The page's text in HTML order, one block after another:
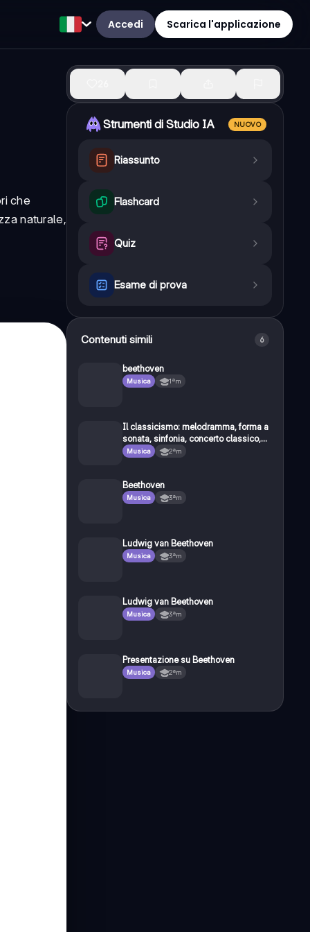
Accedi Scarica l'applicazione
che
naturale,
Strumenti di Studio IA NUOVO
Riassunto
Flashcard
Quiz
Esame di prova
Contenuti simili 6
beethoven
Musica 1ªm
Il classicismo: melodramma, forma a
sonata, sinfonia, concerto classico,
quartetti d’archi, vita e opere di
Musica 2ªm
Beethoven
Musica 3ªm
Ludwig van Beethoven
Musica 3ªm
Ludwig van Beethoven
Musica 3ªm
Presentazione su Beethoven
Musica 2ªm